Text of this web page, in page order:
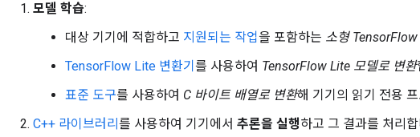
모델 학습:
대상 기기에 적합하고 지원되는 작업을 포함하는 소형
TensorFlow Lite 변환기 를 사용하여 TensorFlow Lite 모델로 변환
표준 도구를 사용하여 C 바이트 배열로 변환해 기기의 읽기 전용
C++ 라이브러리 를 사용하여 기기에서 추론을 실행하고 그 결과를 처리